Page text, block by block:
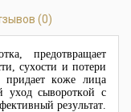
(0)
предотвращает
сухости и потери
придает коже лица
уход сывороткой с
результат.